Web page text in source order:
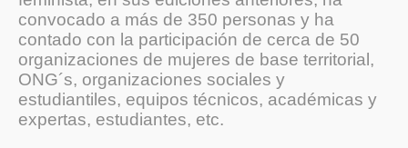
convocado a más de 350 personas y ha
contado con la participación de cerca de 50
organizaciones de mujeres de base territorial,
ONG´s, organizaciones sociales y
estudiantiles, equipos técnicos, académicas y
expertas, estudiantes, etc.